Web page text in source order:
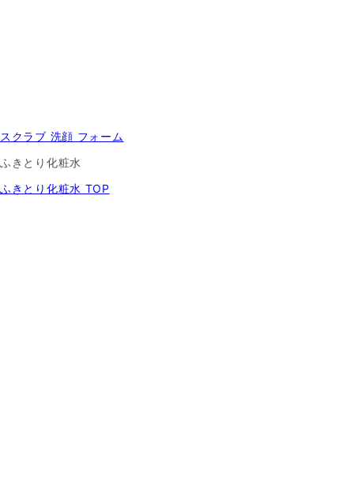
スクラブ 洗顔 フォーム
ふきとり化粧水
ふきとり化粧水 TOP